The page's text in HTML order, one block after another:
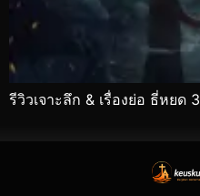
รีวิวเจาะลึก & เรื่องย่อ ธี่หยด